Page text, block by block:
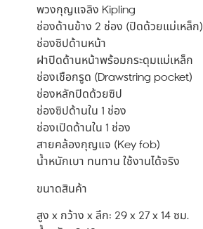
พวงกุญแจลิง Kipling
ช่องด้านข้าง 2 ช่อง (ปิดด้วยแม่เหล็ก)
ช่องซิปด้านหน้า
ฝาปิดด้านหน้าพร้อมกระดุมแม่เหล็ก
ช่องเชือกรูด (Drawstring pocket)
ช่องหลักปิดด้วยซิป
ช่องซิปด้านใน 1 ช่อง
ช่องเปิดด้านใน 1 ช่อง
สายคล้องกุญแจ (Key fob)
น้ำหนักเบา ทนทาน ใช้งานได้จริง
ขนาดสินค้า
สูง x กว้าง x ลึก: 29 x 27 x 14 ซม.